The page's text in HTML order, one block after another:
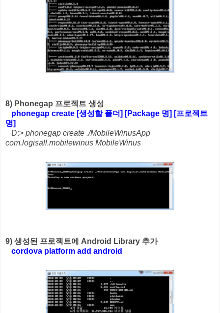
8) Phonegap 프로젝트 생성
phonegap create [생성할 폴더] [Package 명] [프로젝트
명]
D:> phonegap create ./MobileWinusApp
com.logisall.mobilewinus MobileWinus
9) 생성된 프로젝트에 Android Library 추가
cordova platform add android